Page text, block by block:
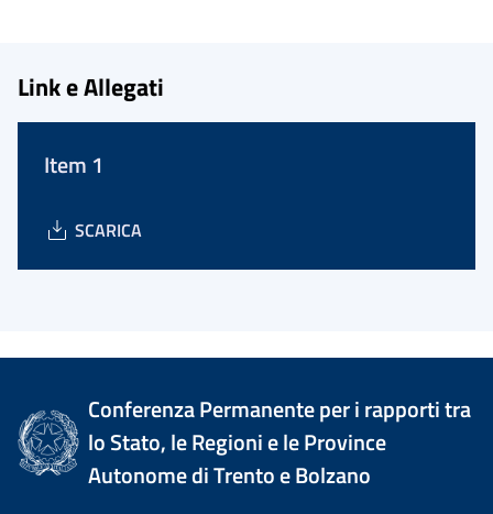
Link e Allegati
Item 1
SCARICA
Conferenza Permanente per i rapporti tra
lo Stato, le Regioni e le Province
Autonome di Trento e Bolzano